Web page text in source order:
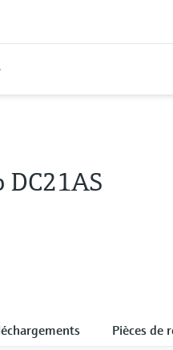
Pièces de